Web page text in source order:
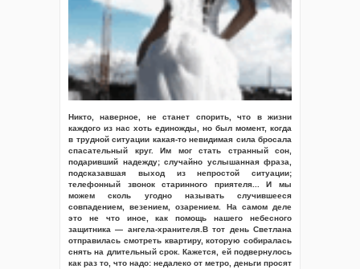
Никто, наверное, не станет спорить, что в жизни
каждого из нас хоть единожды, но был момент, когда
в трудной ситуации какая-то невидимая сила бросала
спасательный круг. Им мог стать странный сон,
подаривший надежду; случайно услышанная фраза,
подсказавшая выход из непростой ситуации;
телефонный звонок старинного приятеля... И мы
можем сколь угодно называть случившееся
совпадением, везением, озарением. На самом деле
это не что иное, как помощь нашего небесного
защитника — ангела-хранителя.В тот день Светлана
отправилась смотреть квартиру, которую собиралась
снять на длительный срок. Кажется, ей подвернулось
как раз то, что надо: недалеко от метро, деньги просят